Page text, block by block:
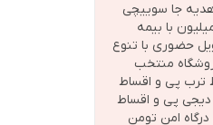
جا سوییچی
با بیمه
حضوری با تنوع
کالا فروشگاه منتخب
ترب پی و اقساط
پی و اقساط
امن تومن